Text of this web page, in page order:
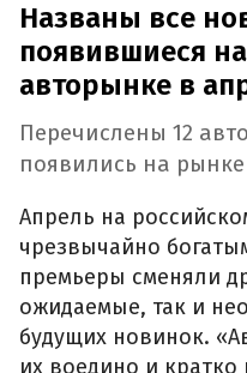
Названы все
появившиеся
авторынке в
Перечислены 12
появились на
Апрель на
чрезвычайно
премьеры сменяли
ожидаемые, так и
будущих новинок.
их воедино и кратко